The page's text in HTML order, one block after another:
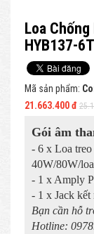
Loa
HYB137-
Mã sản phẩm:
21.663.400 đ
Gói âm
- 6 x Loa
40W/80W/
- 1 x Amply
- 1 x Jack kết
Bạn cần hỗ
Hotline: